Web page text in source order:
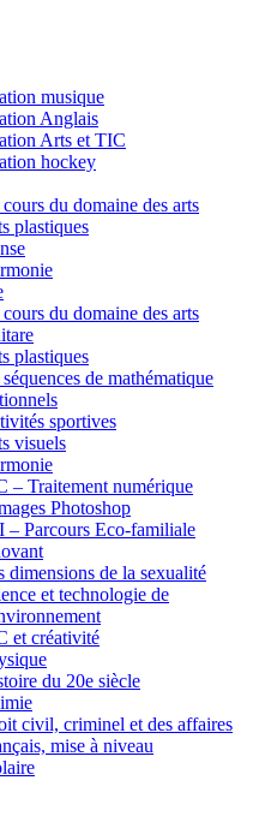
musique
Anglais
Arts et TIC
hockey
du domaine des arts
plastiques
du domaine des arts
plastiques
de mathématique
sportives
visuels
– Traitement numérique
Photoshop
– Parcours Eco-familiale
dimensions de la sexualité
et technologie de
et créativité
du 20e siècle
civil, criminel et des affaires
mise à niveau